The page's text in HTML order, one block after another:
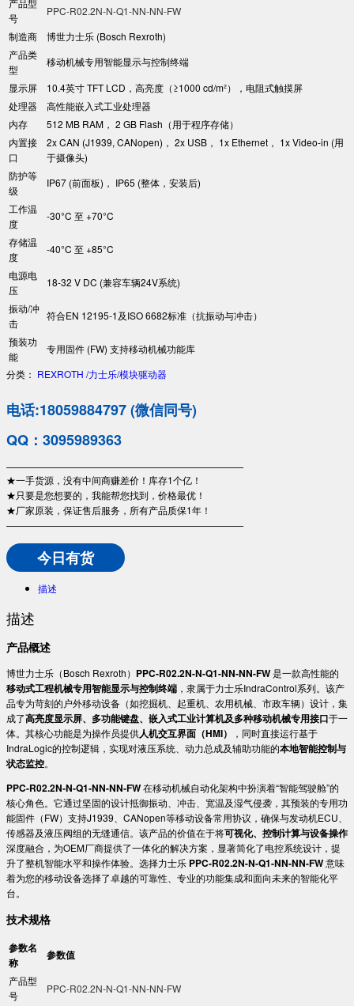
产品型
号
PPC-R02.2N-N-Q1-NN-NN-FW
制造商
博世力士乐 (Bosch Rexroth)
产品类
型
移动机械专用智能显示与控制终端
显示屏
10.4英寸 TFT LCD，高亮度（≥1000 cd/m²），电阻式触摸屏
处理器
高性能嵌入式工业处理器
内存
512 MB RAM， 2 GB Flash（用于程序存储）
内置接
口
2x CAN (J1939, CANopen)， 2x USB， 1x Ethernet， 1x Video-in (用
于摄像头)
防护等
级
IP67 (前面板)， IP65 (整体，安装后)
工作温
度
-30°C 至 +70°C
存储温
度
-40°C 至 +85°C
电源电
压
18-32 V DC (兼容车辆24V系统)
振动/冲
击
符合EN 12195-1及ISO 6682标准（抗振动与冲击）
预装功
能
专用固件 (FW) 支持移动机械功能库
分类： REXROTH /力士乐/模块驱动器
电话:18059884797 (微信同号)
QQ：3095989363
—————————————————————————
★一手货源，没有中间商赚差价！库存1个亿！
★只要是您想要的，我能帮您找到，价格最优！
★厂家原装，保证售后服务，所有产品质保1年！
—————————————————————————
今日有货
描述
描述
​产品概述​
博世力士乐（Bosch Rexroth）​ ​PPC-R02.2N-N-Q1-NN-NN-FW​​ 是一款高性能的​
移动式工程机械专用智能显示与控制终端​ ​，隶属于力士乐IndraControl系列。该产
品专为苛刻的户外移动设备（如挖掘机、起重机、农用机械、市政车辆）设计，集
成了​​高亮度显示屏、多功能键盘、嵌入式工业计算机及多种移动机械专用接口​​于一
体。其核心功能是为操作员提供​​人机交互界面（HMI）​
​，同时直接运行基于
IndraLogic的控制逻辑，实现对液压系统、动力总成及辅助功能的​​本地智能控制与
状态监控​​。
​PPC-R02.2N-N-Q1-NN-NN-FW​​ 在移动机械自动化架构中扮演着“智能驾驶舱”的
核心角色。它通过坚固的设计抵御振动、冲击、宽温及湿气侵袭，其预装的专用功
能固件（FW）支持J1939、CANopen等移动设备常用协议，确保与发动机ECU、
传感器及液压阀组的无缝通信。该产品的价值在于将​​可视化、控制计算与设备操作​
深度融合，为OEM厂商提供了一体化的解决方案，显著简化了电控系统设计，提
升了整机智能水平和操作体验。选择力士乐 ​ ​PPC-R02.2N-N-Q1-NN-NN-FW​​ 意味
着为您的移动设备选择了卓越的可靠性、专业的功能集成和面向未来的智能化平
台。
​技术规格​
参数名
称
参数值
产品型
号
PPC-R02.2N-N-Q1-NN-NN-FW